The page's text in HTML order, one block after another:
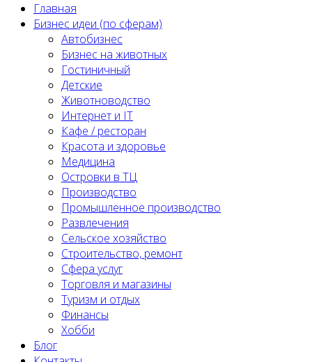
Главная
Бизнес идеи (по сферам)
Автобизнес
Бизнес на животных
Гостиничный
Детские
Животноводство
Интернет и IT
Кафе / ресторан
Красота и здоровье
Медицина
Островки в ТЦ
Производство
Промышленное производство
Развлечения
Сельское хозяйство
Строительство, ремонт
Сфера услуг
Торговля и магазины
Туризм и отдых
Финансы
Хобби
Блог